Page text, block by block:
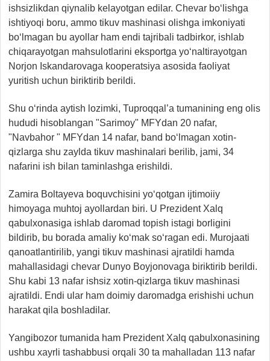
ishsizlikdan qiynalib kelayotgan edilar. Chevar bo‘lishga
ishtiyoqi boru, ammo tikuv mashinasi olishga imkoniyati
bo‘lmagan bu ayollar ham endi tajribali tadbirkor, ishlab
chiqarayotgan mahsulotlarini eksportga yo‘naltirayotgan
Norjon Iskandarovaga kooperatsiya asosida faoliyat
yuritish uchun biriktirib berildi.
Shu o‘rinda aytish lozimki, Tuproqqal’a tumanining eng olis
hududi hisoblangan "Sarimoy" MFYdan 20 nafar,
"Navbahor " MFYdan 14 nafar, band bo‘lmagan xotin-
qizlarga shu zaylda tikuv mashinalari berilib, jami, 34
nafarini ish bilan taminlashga erishildi.
Zamira Boltayeva boquvchisini yo‘qotgan ijtimoiiy
himoyaga muhtoj ayollardan biri. U Prezident Xalq
qabulxonasiga ishlab daromad topish istagi borligini
bildirib, bu borada amaliy ko‘mak so‘ragan edi. Murojaati
qanoatlantirilib, yangi tikuv mashinasi ajratildi hamda
mahallasidagi chevar Dunyo Boyjonovaga biriktirib berildi.
Shu kabi 13 nafar ishsiz xotin-qizlarga tikuv mashinasi
ajratildi. Endi ular ham doimiy daromadga erishishi uchun
harakat qila boshladilar.
Yangibozor tumanida ham Prezident Xalq qabulxonasining
ushbu xayrli tashabbusi orqali 30 ta mahalladan 113 nafar